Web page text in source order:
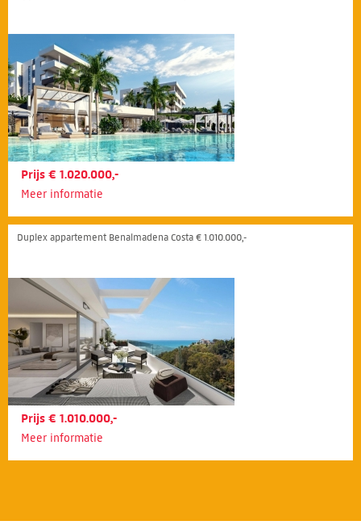
Prijs € 1.020.000,-
Meer informatie
Duplex appartement Benalmadena Costa € 1.010.000,-
Prijs € 1.010.000,-
Meer informatie